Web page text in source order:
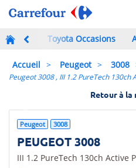
Toyota Occasions
Accueil Peugeot 3008
Peugeot 3008 , III 1.2 PureTech 130ch
Retour à la
Peugeot 3008
PEUGEOT 3008
III 1.2 PureTech 130ch Active